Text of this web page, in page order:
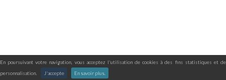
En poursuivant votre navigation, vous acceptez l'utilisation de cookies à des fins statistiques et de
personnalisation.
J'accepte En savoir plus.